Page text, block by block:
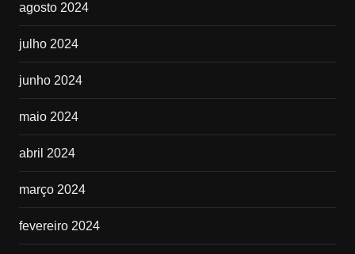
agosto 2024
julho 2024
junho 2024
maio 2024
abril 2024
março 2024
fevereiro 2024